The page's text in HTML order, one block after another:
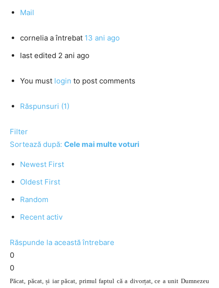
Mail
cornelia a întrebat 13 ani ago
last edited 2 ani ago
You must login to post comments
Răspunsuri (1)
Filter
Sortează după: Cele mai multe voturi
Newest First
Oldest First
Random
Recent activ
Răspunde la această întrebare
0
0
Păcat, păcat, și iar păcat, primul faptul că a divorțat, ce a unit Dumnezeu